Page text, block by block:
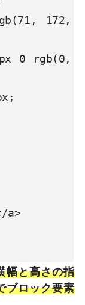
幅と高さの指
ロック要素